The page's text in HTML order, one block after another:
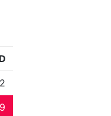
D
2
9